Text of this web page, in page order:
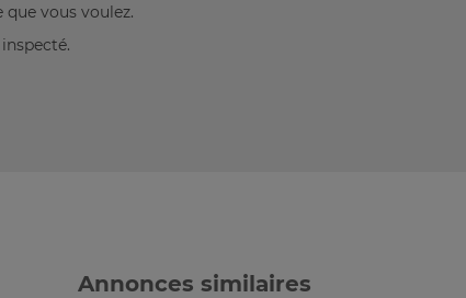
que vous voulez.
Annonces similaires